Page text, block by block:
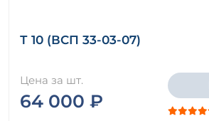
Т 10 (ВСП 33-03-07)
Цена за шт.
64 000 ₽